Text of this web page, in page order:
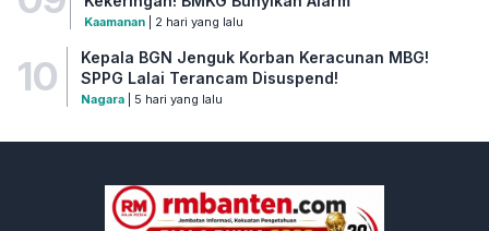
Kaamanan| 2 hari yang lalu
10
Kepala BGN Jenguk Korban Keracunan MBG!
SPPG Lalai Terancam Disuspend!
Nagara| 5 hari yang lalu